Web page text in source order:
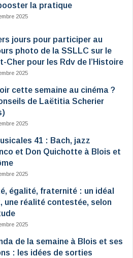
la pratique
2025
jours pour participer au
photo de la SSLLC sur le
Cher pour les Rdv de l’Histoire
2025
cette semaine au cinéma ?
de Laëtitia Scherier
2025
41 : Bach, jazz
et Don Quichotte à Blois et
2025
égalité, fraternité : un idéal
une réalité contestée, selon
2025
de la semaine à Blois et ses
: les idées de sorties